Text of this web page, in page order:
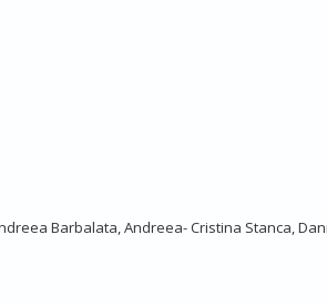
Barbalata, Andreea- Cristina Stanca,